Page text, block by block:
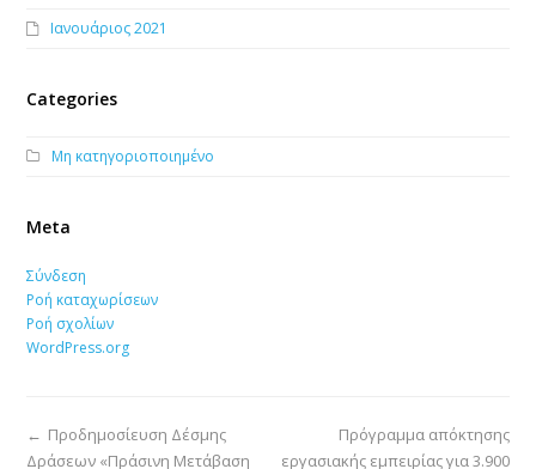
Ιανουάριος 2021
Categories
Μη κατηγοριοποιημένο
Meta
Σύνδεση
Ροή καταχωρίσεων
Ροή σχολίων
WordPress.org
Πρόγραμμα απόκτησης
εργασιακής εμπειρίας για 3.900
← Προδημοσίευση Δέσμης
Δράσεων «Πράσινη Μετάβαση